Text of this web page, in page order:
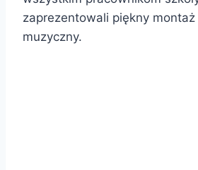
zaprezentowali piękny montaż
muzyczny.